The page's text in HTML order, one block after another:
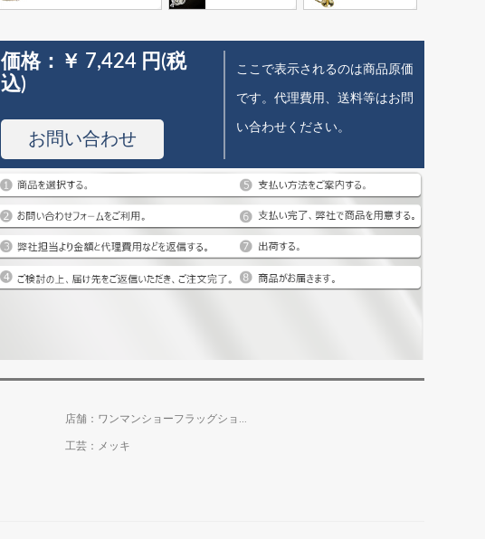
価格： ￥ 7,424 円(税
込)
お問い合わせ
ここで表示されるのは商品原価
です。代理費用、送料等はお問
い合わせください。
工芸：メッキ